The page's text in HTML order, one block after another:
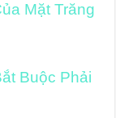
Mặt Trăng
Buộc Phải